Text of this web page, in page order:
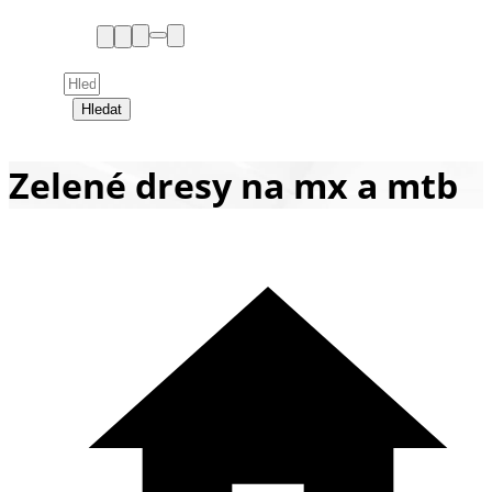
Hledat
Zelené dresy na mx a mtb